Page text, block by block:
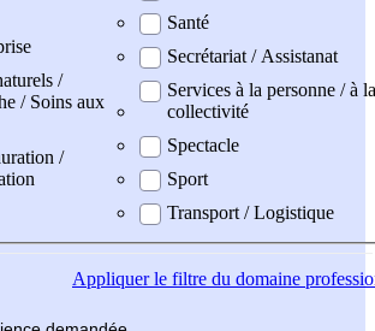
/
/ Soins aux
/
Santé
Secrétariat / Assistanat
Services à la personne / à la
collectivité
Spectacle
Sport
Transport / Logistique
Appliquerle filtre du domaine